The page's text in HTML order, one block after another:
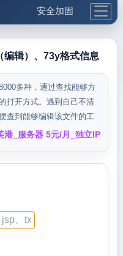
安全加固
更多工具
包
辑）、73y格式信息
多种，通过查找能够方
打开方式。遇到自己不清
查到能够编辑该文件的工
港_服务器 5元/月_独立IP